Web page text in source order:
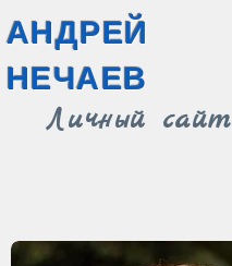
Личный сайт
АНДРЕЙ
НЕЧАЕВ